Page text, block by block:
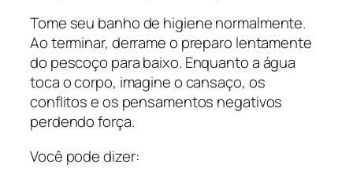
Tome seu banho de higiene normalmente.
Ao terminar, derrame o preparo lentamente
do pescoço para baixo. Enquanto a água
toca o corpo, imagine o cansaço, os
conflitos e os pensamentos negativos
perdendo força.
Você pode dizer: